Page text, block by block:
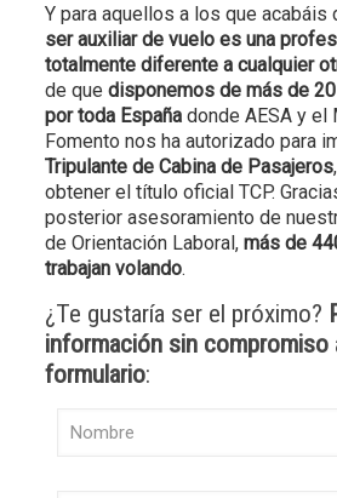
Y para aquellos a los que acabáis
ser auxiliar de vuelo es una
totalmente diferente a cualquier
de que disponemos de más de
por toda Españadonde AESA y el
Fomento nos ha autorizado para
Tripulante de Cabina de Pasajeros
obtener el título oficial TCP.
posterior asesoramiento de
de Orientación Laboral, más de
trabajan volando.
¿Te gustaría ser el próximo?
información sin compromiso
formulario: